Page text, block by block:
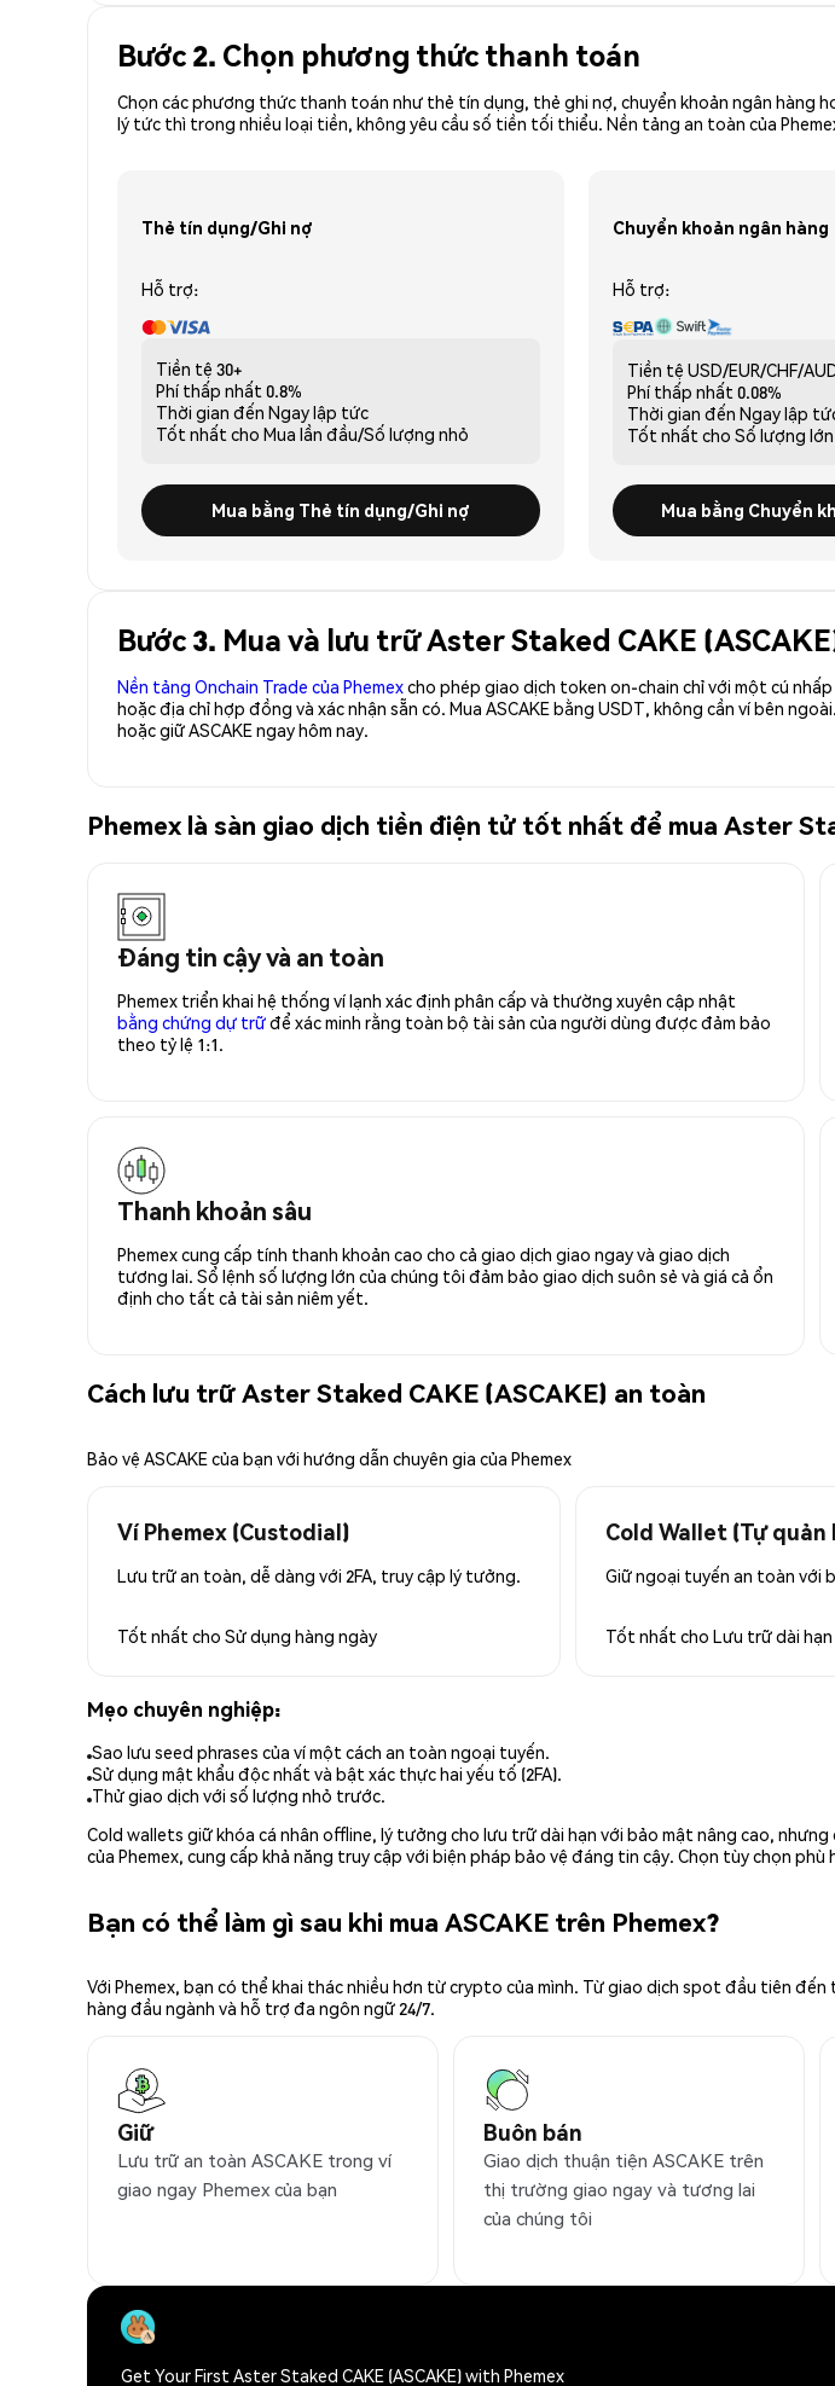
Bước 2. Chọn phương thức thanh toán
Chọn các phương thức thanh toán như thẻ tín dụng, thẻ ghi nợ, chuyển khoản ngân hàng
lý tức thì trong nhiều loại tiền, không yêu cầu số tiền tối thiểu. Nền tảng an toàn của
Thẻ tín dụng/Ghi nợ
Hỗ trợ:
Tiền tệ 30+
Phí thấp nhất 0.8%
Thời gian đến Ngay lập tức
Tốt nhất cho Mua lần đầu/Số lượng nhỏ
Mua bằng Thẻ tín dụng/Ghi nợ
Chuyển khoản ngân hàng
Hỗ trợ:
Tiền tệ USD/EUR/CHF/
Phí thấp nhất 0.08%
Thời gian đến Ngay lập
Tốt nhất cho Số lượng lớn
Mua bằng Chuyển
Bước 3. Mua và lưu trữ Aster Staked CAKE
Nền tảng Onchain Trade của Phemexcho phép giao dịch token on-chain chỉ với một cú
hoặc địa chỉ hợp đồng và xác nhận sẵn có. Mua ASCAKE bằng USDT, không cần ví bên
hoặc giữ ASCAKE ngay hôm nay.
Phemex là sàn giao dịch tiền điện tử tốt nhất để mua Aster
Đáng tin cậy và an toàn
Phemex triển khai hệ thống ví lạnh xác định phân cấp và thường xuyên cập nhật
bằng chứng dự trữđể xác minh rằng toàn bộ tài sản của người dùng được đảm bảo
theo tỷ lệ 1:1.
Thanh khoản sâu
Phemex cung cấp tính thanh khoản cao cho cả giao dịch giao ngay và giao dịch
tương lai. Sổ lệnh số lượng lớn của chúng tôi đảm bảo giao dịch suôn sẻ và giá cả ổn
định cho tất cả tài sản niêm yết.
Cách lưu trữ Aster Staked CAKE (ASCAKE) an toàn
Bảo vệ ASCAKE của bạn với hướng dẫn chuyên gia của Phemex
Ví Phemex (Custodial)
Lưu trữ an toàn, dễ dàng với 2FA, truy cập lý tưởng.
Tốt nhất cho Sử dụng hàng ngày
Cold Wallet (Tự quản
Giữ ngoại tuyến an toàn với
Tốt nhất cho Lưu trữ dài hạn
Mẹo chuyên nghiệp:
Sao lưu seed phrases của ví một cách an toàn ngoại tuyến.
Sử dụng mật khẩu độc nhất và bật xác thực hai yếu tố (2FA).
Thử giao dịch với số lượng nhỏ trước.
Cold wallets giữ khóa cá nhân offline, lý tưởng cho lưu trữ dài hạn với bảo mật nâng cao,
của Phemex, cung cấp khả năng truy cập với biện pháp bảo vệ đáng tin cậy. Chọn tùy chọn phù
Bạn có thể làm gì sau khi mua ASCAKE trên Phemex?
Với Phemex, bạn có thể khai thác nhiều hơn từ crypto của mình. Từ giao dịch spot đầu tiên
hàng đầu ngành và hỗ trợ đa ngôn ngữ 24/7.
Giữ
Lưu trữ an toàn ASCAKE trong ví
giao ngay Phemex của bạn
Buôn bán
Giao dịch thuận tiện ASCAKE trên
thị trường giao ngay và tương lai
của chúng tôi
Get Your First Aster Staked CAKE (ASCAKE) with Phemex